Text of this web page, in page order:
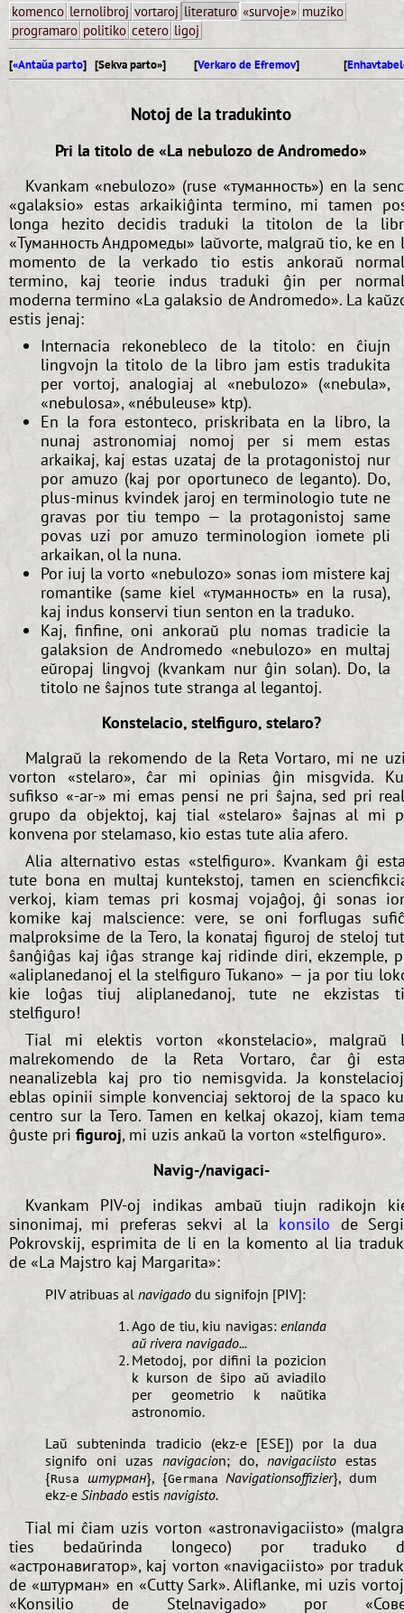
komenco lernolibroj vortaroj literaturo «survoje» muziko
programaro politiko cetero ligoj
[«Antaŭa parto] [Sekva parto»] [Verkaro de Efremov] [
Notoj de la tradukinto
Pri la titolo de «La nebulozo de Andromedo»
Kvankam «nebulozo» (ruse «туманность») en la
«galaksio» estas arkaikiĝinta termino, mi tamen
longa hezito decidis traduki la titolon de la
«Туманность Андромеды» laŭvorte, malgraŭ tio, ke en
momento de la verkado tio estis ankoraŭ
termino, kaj teorie indus traduki ĝin per
moderna termino «La galaksio de Andromedo». La
estis jenaj:
Internacia rekonebleco de la titolo: en ĉiujn
lingvojn la titolo de la libro jam estis tradukita
per vortoj, analogiaj al «nebulozo» («nebula»,
«nebulosa», «nébuleuse» ktp).
En la fora estonteco, priskribata en la libro, la
nunaj astronomiaj nomoj per si mem estas
arkaikaj, kaj estas uzataj de la protagonistoj nur
por amuzo (kaj por oportuneco de leganto). Do,
plus-minus kvindek jaroj en terminologio tute ne
gravas por tiu tempo — la protagonistoj same
povas uzi por amuzo terminologion iomete pli
arkaikan, ol la nuna.
Por iuj la vorto «nebulozo» sonas iom mistere kaj
romantike (same kiel «туманность» en la rusa),
kaj indus konservi tiun senton en la traduko.
Kaj, finfine, oni ankoraŭ plu nomas tradicie la
galaksion de Andromedo «nebulozo» en multaj
eŭropaj lingvoj (kvankam nur ĝin solan). Do, la
titolo ne ŝajnos tute stranga al legantoj.
Konstelacio, stelfiguro, stelaro?
Malgraŭ la rekomendo de la Reta Vortaro, mi ne
vorton «stelaro», ĉar mi opinias ĝin misgvida.
sufikso «-ar-» mi emas pensi ne pri ŝajna, sed pri
grupo da objektoj, kaj tial «stelaro» ŝajnas al mi
konvena por stelamaso, kio estas tute alia afero.
Alia alternativo estas «stelfiguro». Kvankam ĝi
tute bona en multaj kuntekstoj, tamen en
verkoj, kiam temas pri kosmaj vojaĝoj, ĝi sonas
komike kaj malscience: vere, se oni forflugas
malproksime de la Tero, la konataj figuroj de steloj
ŝanĝiĝas kaj iĝas strange kaj ridinde diri, ekzemple,
«aliplanedanoj el la stelfiguro Tukano» — ja por tiu
kie loĝas tiuj aliplanedanoj, tute ne ekzistas
stelfiguro!
Tial mi elektis vorton «konstelacio», malgraŭ
malrekomendo de la Reta Vortaro, ĉar ĝi
neanalizebla kaj pro tio nemisgvida. Ja
eblas opinii simple konvenciaj sektoroj de la spaco
centro sur la Tero. Tamen en kelkaj okazoj, kiam
ĝuste pri figuroj, mi uzis ankaŭ la vorton «stelfiguro».
Navig-/navigaci-
Kvankam PIV-oj indikas ambaŭ tiujn radikojn
sinonimaj, mi preferas sekvi al la konsilo de
Pokrovskij, esprimita de li en la komento al lia
de «La Majstro kaj Margarita»:
PIV atribuas al navigado du signifojn [PIV]:
Ago de tiu, kiu navigas:enlanda
aŭ rivera navigado...
Metodoj, por difini la pozicion
k kurson de ŝipo aŭ aviadilo
per geometrio k naŭtika
astronomio.
Laŭ subteninda tradicio (ekz-e [ESE]) por la dua
signifo oni uzas navigacion; do, navigaciisto estas
{Rusa штурман}, {Germana Navigationsoffizier}, dum
ekz-e Sinbado estis navigisto.
Tial mi ĉiam uzis vorton «astronavigaciisto»
ties bedaŭrinda longeco) por traduko
«астронавигатор», kaj vorton «navigaciisto» por
de «штурман» en «Cutty Sark». Aliflanke, mi uzis
«Konsilio de Stelnavigado» por